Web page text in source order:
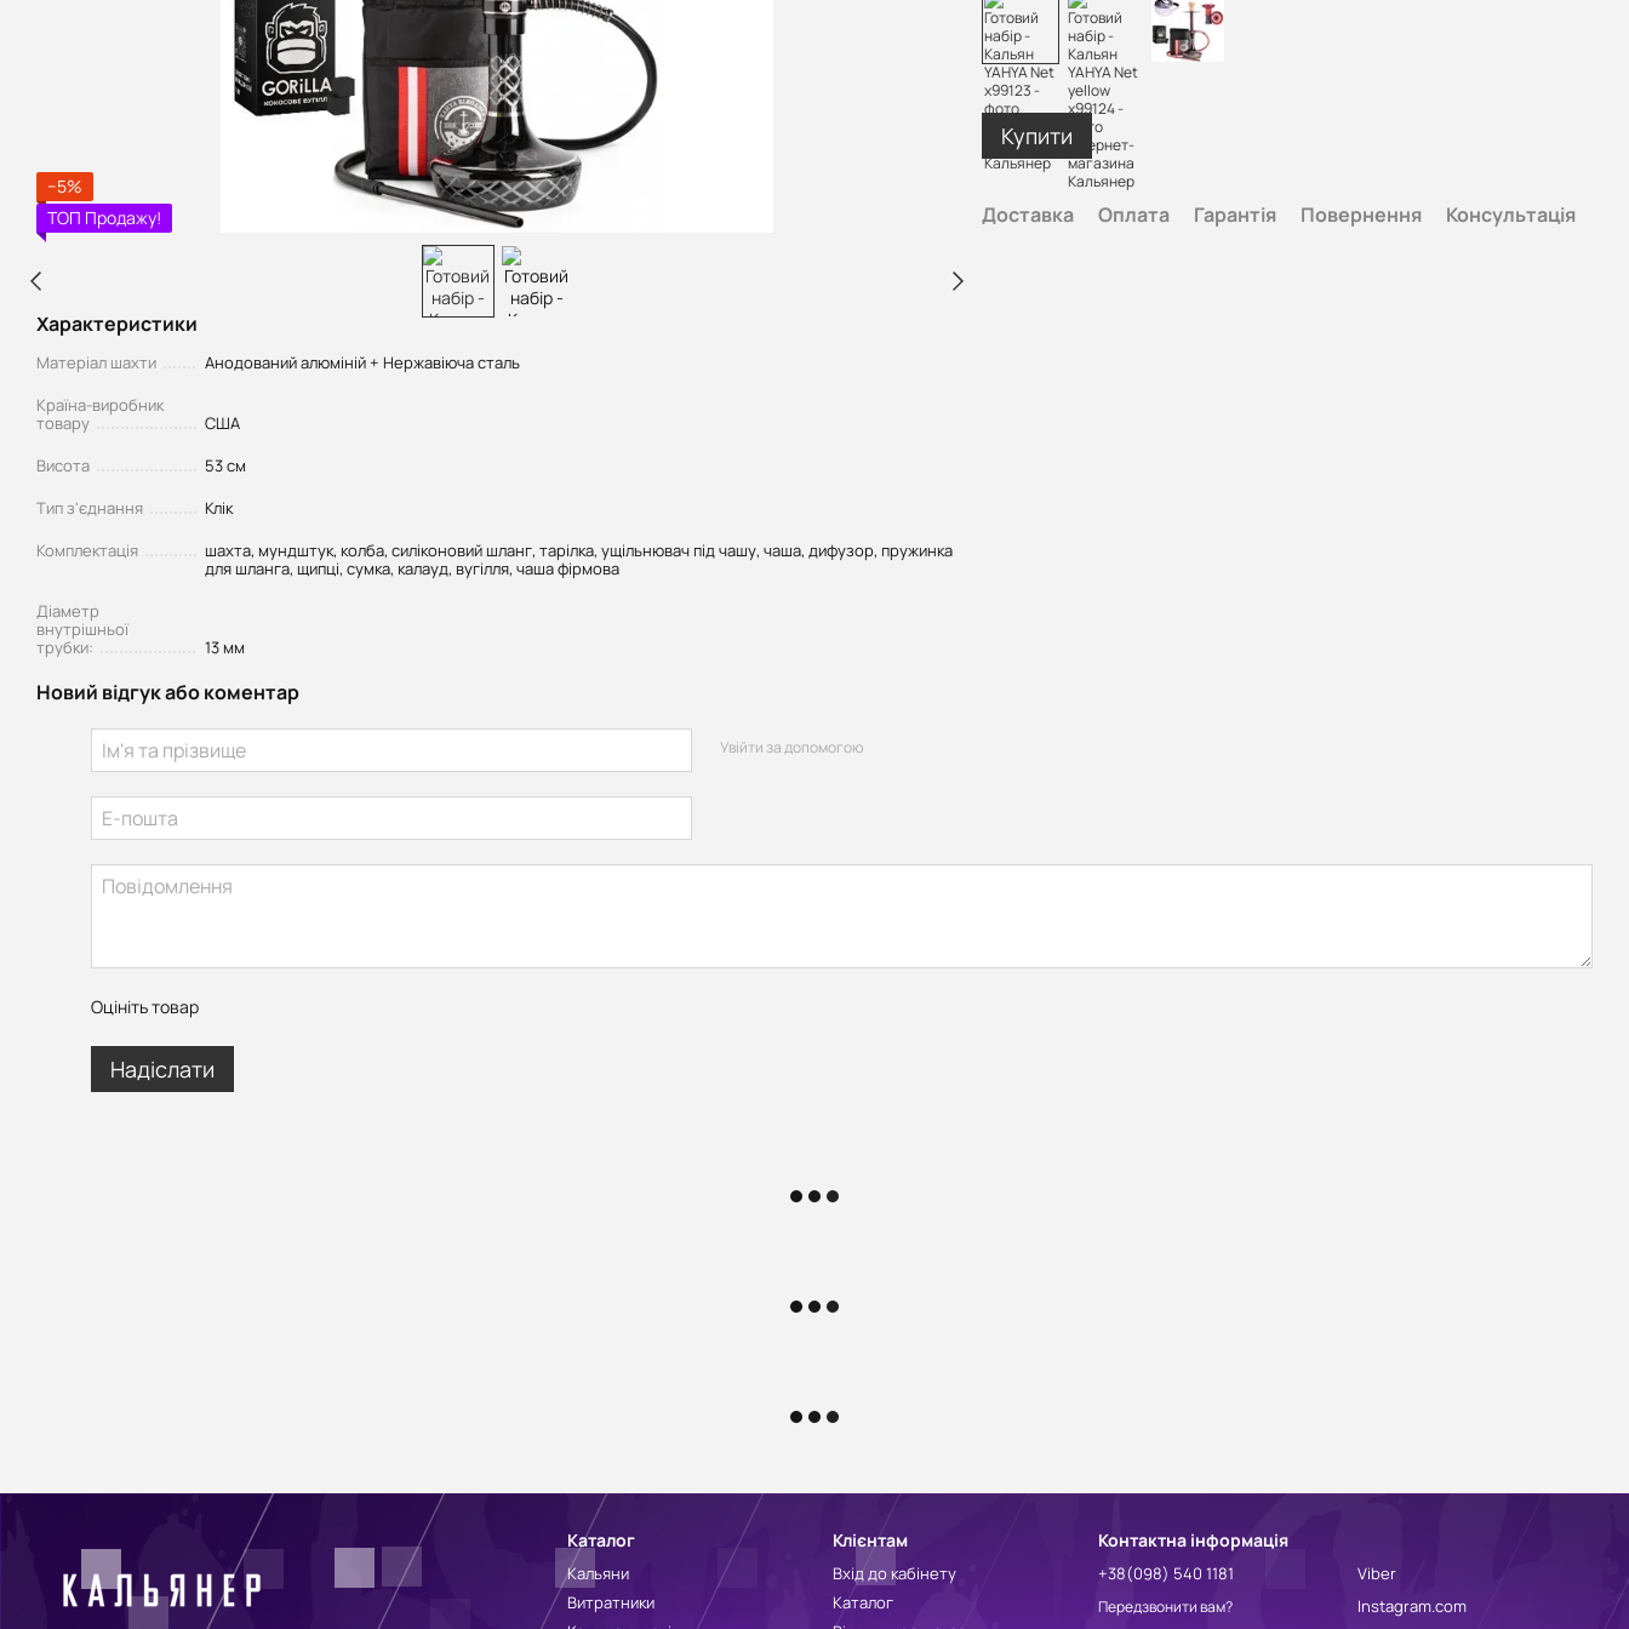
−5%
ТОП Продажу!
Характеристики
Матеріал шахти
Анодований алюміній + Нержавіюча сталь
Країна-виробник
товару
США
Висота
53 см
Тип з'єднання
Клік
Комплектація
шахта, мундштук, колба, силіконовий шланг, тарілка, ущільнювач під чашу, чаша, дифузор, пружинка
для шланга, щипці, сумка, калауд, вугілля, чаша фірмова
Діаметр
внутрішньої
трубки:
13 мм
Купити
Доставка Оплата Гарантія Повернення Консультація
Новий відгук або коментар
Увійти за допомогою
Оцініть товар
Надіслати
Каталог
Кальяни
Витратники
Клієнтам
Вхід до кабінету
Каталог
Контактна інформація
+38(098) 540 1181
Передзвонити вам?
Viber
Instagram.com